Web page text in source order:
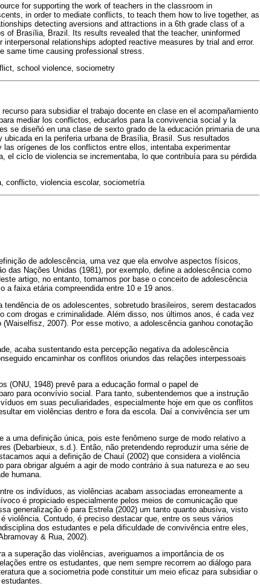
for supporting the work of teachers in the classroom in
in order to mediate conflicts, to teach them how to live together, as
detecting aversions and attractions in a 6th grade class of a
of Brasília, Brazil. Its results revealed that the teacher, uninformed
relationships adopted reactive measures by trial and error.
same time causing professional stress.
school violence, sociometry
para subsidiar el trabajo docente en clase en el acompañamiento
mediar los conflictos, educarlos para la convivencia social y la
se diseñó en una clase de sexto grado de la educación primaria de una
en la periferia urbana de Brasília, Brasil. Sus resultados
orígenes de los conflictos entre ellos, intentaba experimentar
el ciclo de violencia se incrementaba, lo que contribuía para su pérdida
conflicto, violencia escolar, sociometría
de adolescência, uma vez que ela envolve aspectos físicos,
das Nações Unidas (1981), por exemplo, define a adolescência como
artigo, no entanto, tomamos por base o conceito de adolescência
a faixa etária compreendida entre 10 e 19 anos.
de os adolescentes, sobretudo brasileiros, serem destacados
drogas e criminalidade. Além disso, nos últimos anos, é cada vez
2007). Por esse motivo, a adolescência ganhou conotação
acaba sustentando esta percepção negativa da adolescência
encaminhar os conflitos oriundos das relações interpessoais
(ONU, 1948) prevê para a educação formal o papel de
para oconvívio social. Para tanto, subentendemos que a instrução
em suas peculiaridades, especialmente hoje em que os conflitos
em violências dentro e fora da escola. Daí a convivência ser um
uma definição única, pois este fenômeno surge de modo relativo a
(Debarbieux, s.d.). Então, não pretendendo reproduzir uma série de
aqui a definição de Chauí (2002) que considera a violência
obrigar alguém a agir de modo contrário à sua natureza e ao seu
humana.
os indivíduos, as violências acabam associadas erroneamente a
é propiciado especialmente pelos meios de comunicação que
generalização é para Estrela (2002) um tanto quanto abusiva, visto
violência. Contudo, é preciso destacar que, entre os seus vários
dos estudantes e pela dificuldade de convivência entre eles,
& Rua, 2002).
a superação das violências, averiguamos a importância de os
entre os estudantes, que nem sempre recorrem ao diálogo para
que a sociometria pode constituir um meio eficaz para subsidiar o